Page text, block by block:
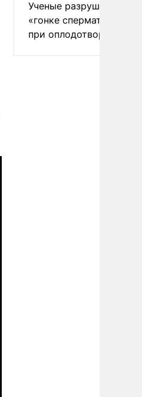
Ученые разрушили миф
«гонке
при оплодотворении